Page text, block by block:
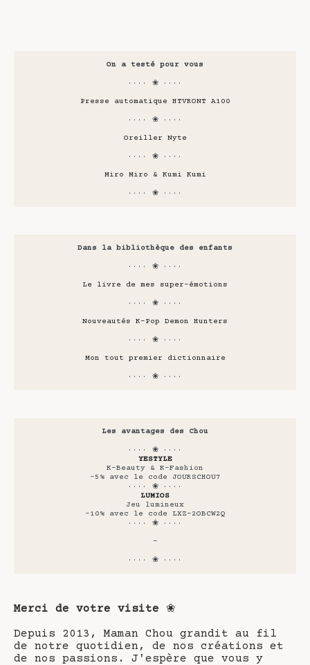
On a testé pour vous
···· ❀ ····
Presse automatique HTVRONT A100
···· ❀ ····
Oreiller Nyte
···· ❀ ····
Miro Miro & Kumi Kumi
···· ❀ ····
Dans la bibliothèque des enfants
···· ❀ ····
Le livre de mes super-émotions
···· ❀ ····
Nouveautés K-Pop Demon Hunters
···· ❀ ····
Mon tout premier dictionnaire
···· ❀ ····
Les avantages des Chou
···· ❀ ····
YESTYLE
K-Beauty & K-Fashion
-5% avec le code JOURSCHOU7
···· ❀ ····
LUMIOS
Jeu lumineux
-10% avec le code LXZ-2OBCW2Q
···· ❀ ····
-
···· ❀ ····
Merci de votre visite ❀
Depuis 2013, Maman Chou grandit au fil
de notre quotidien, de nos créations et
de nos passions. J'espère que vous y